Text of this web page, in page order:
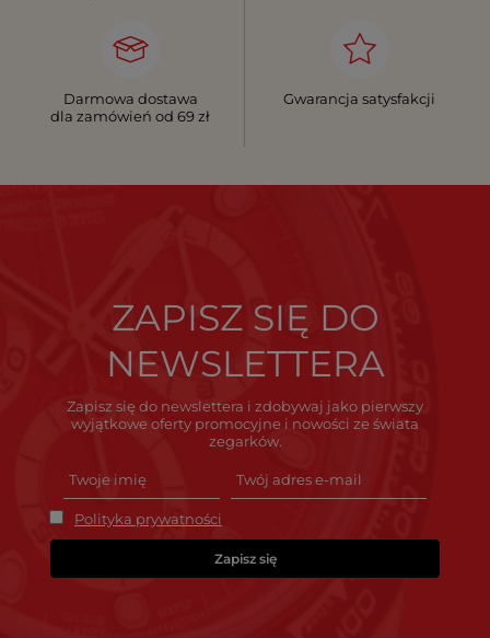
Darmowa dostawa
dla zamówień od 69 zł
Gwarancja satysfakcji
ZAPISZ SIĘ DO
NEWSLETTERA
Zapisz się do newslettera i zdobywaj jako pierwszy
wyjątkowe oferty promocyjne i nowości ze świata
zegarków.
Polityka prywatności
Zapisz się